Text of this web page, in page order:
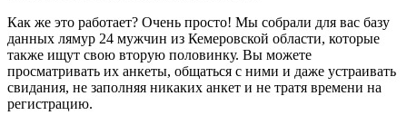
Как же это работает? Очень просто! Мы собрали для вас базу
данных лямур 24 мужчин из Кемеровской области, которые
также ищут свою вторую половинку. Вы можете
просматривать их анкеты, общаться с ними и даже устраивать
свидания, не заполняя никаких анкет и не тратя времени на
регистрацию.